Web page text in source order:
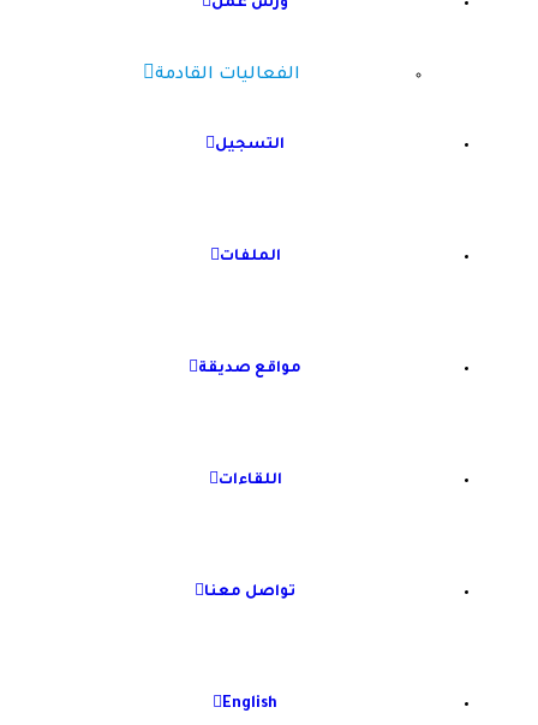
ورش عمل
الفعاليات القادمة
التسجيل
الملفات
مواقع صديقة
اللقاءات
تواصل معنا